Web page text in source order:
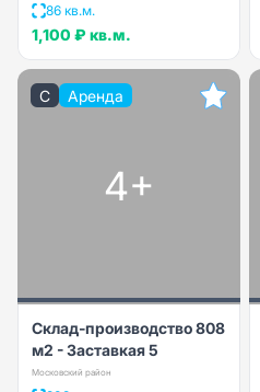
86 кв.м.
1,100 ₽ кв.м.
C Аренда
4+
Склад-производство 808
м2 - Заставкая 5
Московский район